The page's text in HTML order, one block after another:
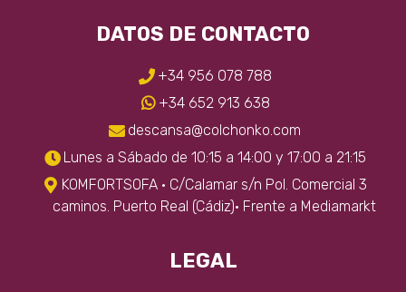
DATOS DE CONTACTO
+34 956 078 788
+34 652 913 638
descansa@colchonko.com
Lunes a Sábado de 10:15 a 14:00 y 17:00 a 21:15
KOMFORTSOFA · C/Calamar s/n Pol. Comercial 3
caminos. Puerto Real (Cádiz)· Frente a Mediamarkt
LEGAL